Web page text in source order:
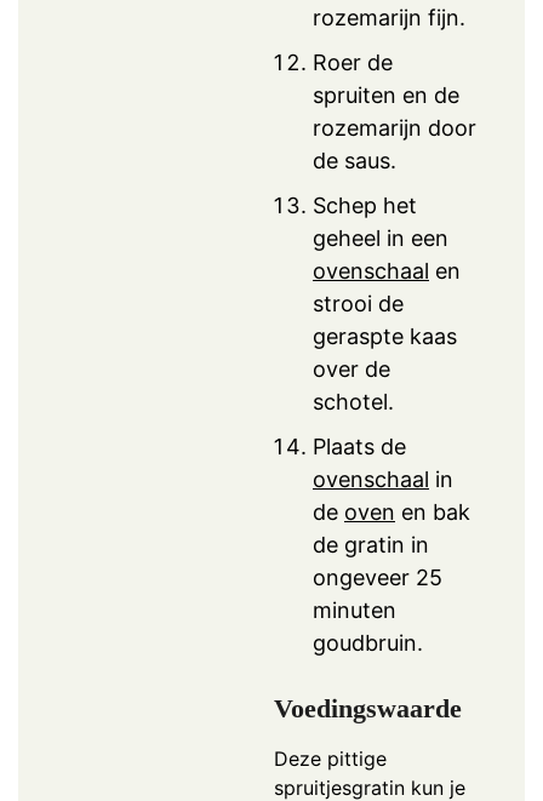
rozemarijn fijn.
Roer de
spruiten en de
rozemarijn door
de saus.
Schep het
geheel in een
ovenschaal en
strooi de
geraspte kaas
over de
schotel.
Plaats de
ovenschaal in
de oven en bak
de gratin in
ongeveer 25
minuten
goudbruin.
Voedingswaarde
Deze pittige
spruitjesgratin kun je